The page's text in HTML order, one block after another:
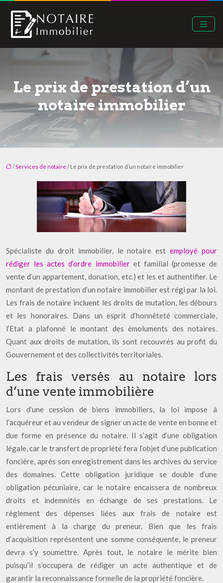
Le prix de prestation d’un
notaire immobilier
/Services de notaire / Le prix de prestation d’un notaire immobilier
Spécialiste du droit immobilier, le notaire estemployé pour
rédiger les actes d’ordre immobilieret familial (promesse de
vente d’un appartement, donation, etc.) et les et authentifier. Le
montant de prestation d’un notaire immobilier est régi par la loi.
Les frais de notaire incluent les droits de mutation, les débours
et les honoraires. Dans un esprit d’honnêteté commerciale,
l’Etat a plafonné le montant des émoluments des notaires.
Quant aux droits de mutation, ils sont recouvrés au profit du
Gouvernement et des collectivités territoriales.
Les frais versés au notaire lors
d’une vente immobilière
Lors d’une cession de biens immobiliers, la loi impose à
l’acquéreur et au vendeur de signer un acte de vente en bonne et
due forme en présence du notaire. Il s’agit d’une obligation
légale, car le transfert de propriété fera l’objet d’une publication
foncière, après son enregistrement dans les archives du service
des domaines. Cette obligation juridique se double d’une
obligation pécuniaire, car le notaire encaissera de nombreux
droits et indemnités en échange de ses prestations. Le
règlement des dépenses liées aux frais de notaire est
entièrement à la charge du preneur. Bien que les frais
d’acquisition représentent une somme conséquente, le preneur
devra s’y soumettre. Après tout, le notaire le mérite bien
puisqu’il s’occupera de rédiger un acte authentique et de
garantir la reconnaissance formelle de la propriété foncière.